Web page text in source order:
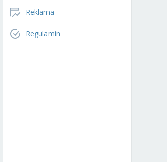
Reklama
Regulamin